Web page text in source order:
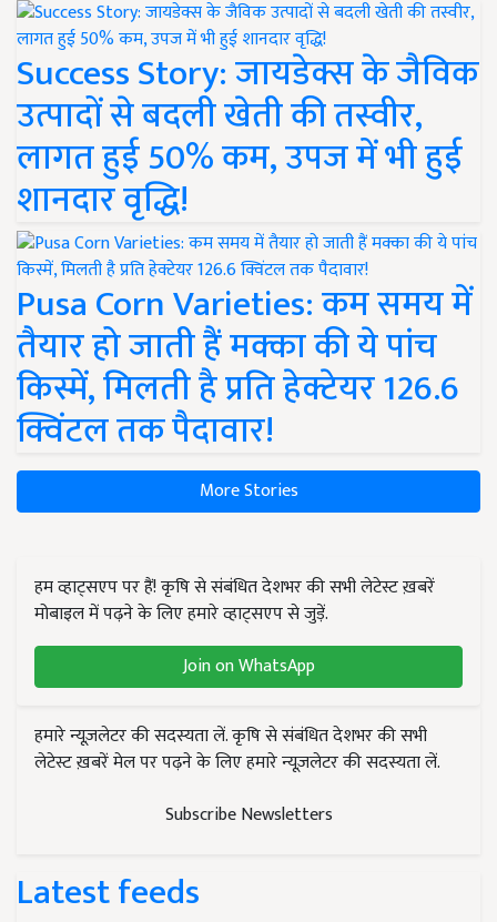
Success Story: जायडेक्स के जैविक
उत्पादों से बदली खेती की तस्वीर,
लागत हुई 50% कम, उपज में भी हुई
शानदार वृद्धि!
Pusa Corn Varieties: कम समय में
तैयार हो जाती हैं मक्का की ये पांच
किस्में, मिलती है प्रति हेक्टेयर 126.6
क्विंटल तक पैदावार!
More Stories
हम व्हाट्सएप पर हैं! कृषि से संबंधित देशभर की सभी लेटेस्ट ख़बरें
मोबाइल में पढ़ने के लिए हमारे व्हाट्सएप से जुड़ें.
Join on WhatsApp
हमारे न्यूज़लेटर की सदस्यता लें. कृषि से संबंधित देशभर की सभी
लेटेस्ट ख़बरें मेल पर पढ़ने के लिए हमारे न्यूज़लेटर की सदस्यता लें.
Subscribe Newsletters
Latest feeds